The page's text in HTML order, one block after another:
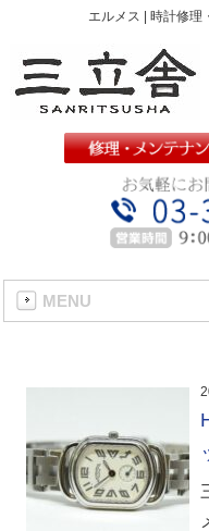
エルメス | 時計修理
MENU